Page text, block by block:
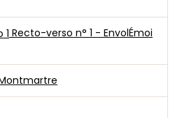
Recto-verso n° 1 - EnvolÉmoi